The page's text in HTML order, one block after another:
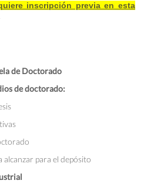
inscripción previa en esta
de Doctorado
de doctorado:
alcanzar para el depósito